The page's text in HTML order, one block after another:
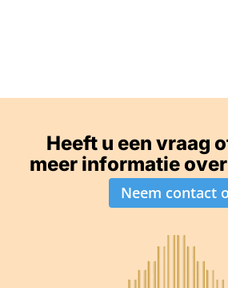
Heeft u een vraag
meer informatie
Neem contact